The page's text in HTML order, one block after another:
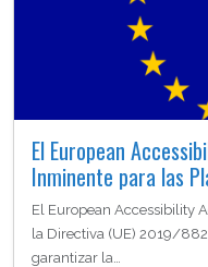
El European
Inminente para las
El European Accessibility
la Directiva (UE) 2019/
garantizar la…